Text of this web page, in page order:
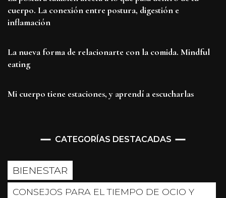
cuerpo. La conexión entre postura, digestión e
inflamación
La nueva forma de relacionarte con la comida. Mindful
eating
Mi cuerpo tiene estaciones, y aprendí a escucharlas
CATEGORÍAS DESTACADAS
BIENESTAR
CONSEJOS PARA EL TIEMPO DE OCIO Y